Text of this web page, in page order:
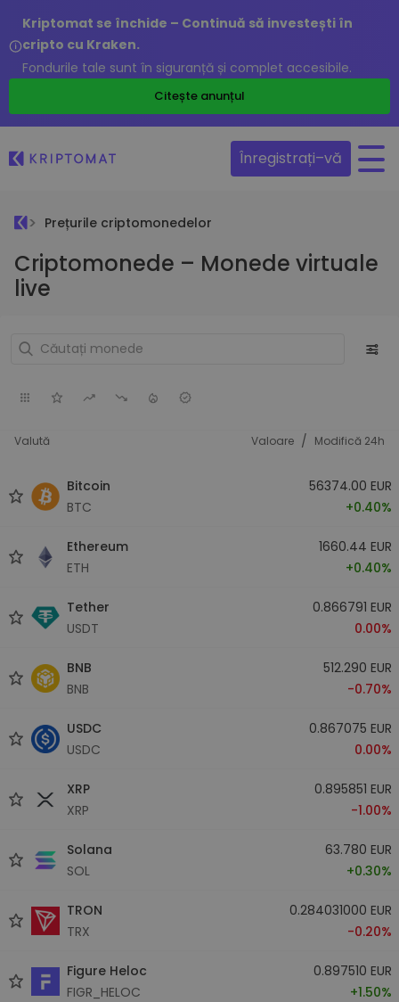
Kriptomat se închide – Continuă să investești în
cripto cu Kraken.
Fondurile tale sunt în siguranță și complet accesibile.
Citește anunțul
Înregistrați–vă
Prețurile criptomonedelor
Criptomonede – Monede virtuale
live
Valută Valoare / Modifică 24h
Bitcoin
BTC
56374.00 EUR
+0.40%
Ethereum
ETH
1660.44 EUR
+0.40%
Tether
USDT
0.866791 EUR
0.00%
BNB
BNB
512.290 EUR
-0.70%
USDC
USDC
0.867075 EUR
0.00%
XRP
XRP
0.895851 EUR
-1.00%
Solana
SOL
63.780 EUR
+0.30%
TRON
TRX
0.284031000 EUR
-0.20%
Figure Heloc
FIGR_HELOC
0.897510 EUR
+1.50%